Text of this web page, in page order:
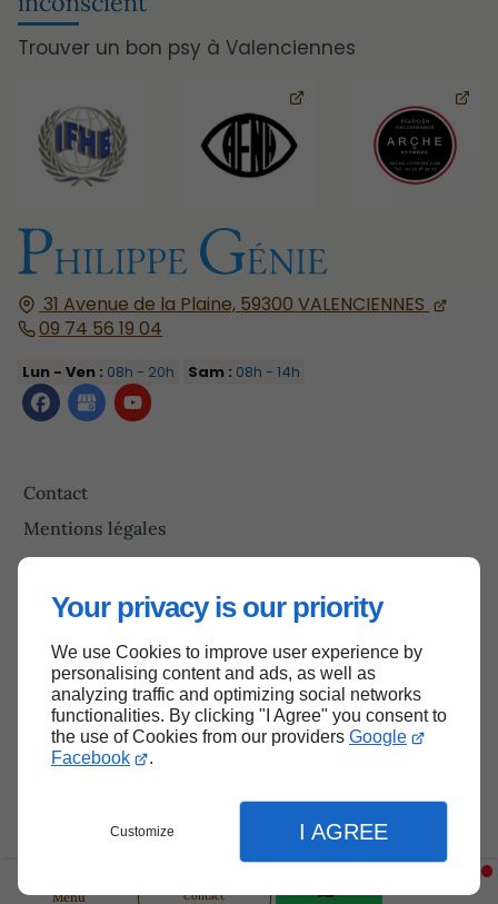
Your privacy is our priority
We use Cookies to improve user experience by
personalising content and ads, as well as
analyzing traffic and optimizing social networks
functionalities. By clicking "I Agree" you consent to
the use of Cookies from our providers Google
Facebook
.
Customize I AGREE
Menu Contact
31 Avenue de la Plaine, 59300 VALENCIENNES
09 74 56 19 04
Lun - Ven : 08h - 20h Sam : 08h - 14h
Contact
Mentions légales
Plan du site
Trouver un bon psy à Valenciennes
Haut de page